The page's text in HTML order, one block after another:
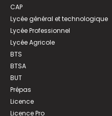
CAP
Lycée général et technologique
Lycée Professionnel
Lycée Agricole
BTS
BTSA
BUT
Prépas
Licence
Licence Pro